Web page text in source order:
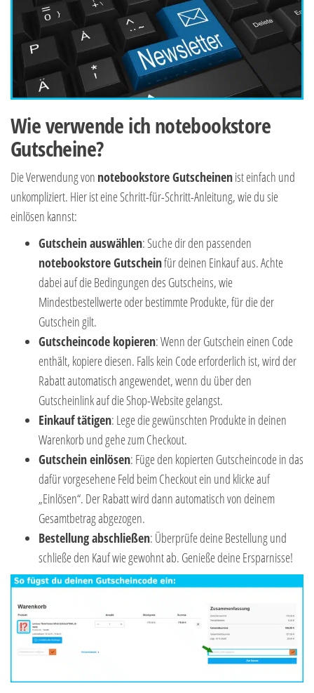
Wie verwende ich notebookstore
Gutscheine?
Die Verwendung von notebookstore Gutscheinenist einfach und
unkompliziert. Hier ist eine Schritt-für-Schritt-Anleitung, wie du sie
einlösen kannst:
Gutschein auswählen: Suche dir den passenden
notebookstore Gutscheinfür deinen Einkauf aus. Achte
dabei auf die Bedingungen des Gutscheins, wie
Mindestbestellwerte oder bestimmte Produkte, für die der
Gutschein gilt.
Gutscheincode kopieren: Wenn der Gutschein einen Code
enthält, kopiere diesen. Falls kein Code erforderlich ist, wird der
Rabatt automatisch angewendet, wenn du über den
Gutscheinlink auf die Shop-Website gelangst.
Einkauf tätigen: Lege die gewünschten Produkte in deinen
Warenkorb und gehe zum Checkout.
Gutschein einlösen: Füge den kopierten Gutscheincode in das
dafür vorgesehene Feld beim Checkout ein und klicke auf
„Einlösen“. Der Rabatt wird dann automatisch von deinem
Gesamtbetrag abgezogen.
Bestellung abschließen: Überprüfe deine Bestellung und
schließe den Kauf wie gewohnt ab. Genieße deine Ersparnisse!